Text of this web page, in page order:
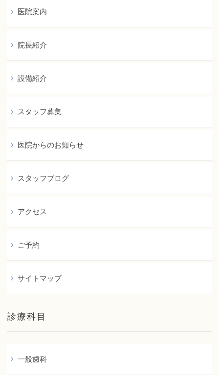
医院案内
院長紹介
設備紹介
スタッフ募集
医院からのお知らせ
スタッフブログ
アクセス
ご予約
サイトマップ
診療科目
一般歯科